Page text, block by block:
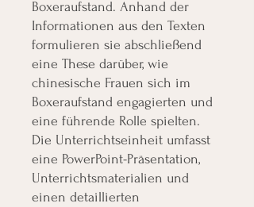
Boxeraufstand. Anhand der
Informationen aus den Texten
formulieren sie abschließend
eine These darüber, wie
chinesische Frauen sich im
Boxeraufstand engagierten und
eine führende Rolle spielten.
Die Unterrichtseinheit umfasst
eine PowerPoint-Präsentation,
Unterrichtsmaterialien und
einen detaillierten